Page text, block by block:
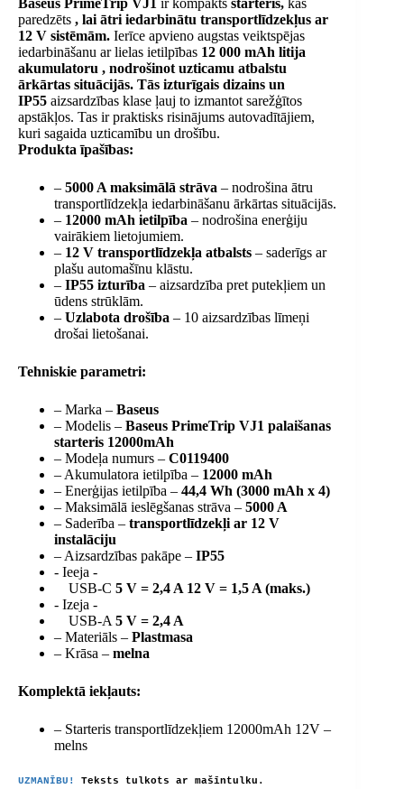
Baseus PrimeTrip VJ1 ir kompakts starteris, kas
paredzēts , lai ātri iedarbinātu transportlīdzekļus ar
12 V sistēmām. Ierīce apvieno augstas veiktspējas
iedarbināšanu ar lielas ietilpības 12 000 mAh litija
akumulatoru , nodrošinot uzticamu atbalstu
ārkārtas situācijās. Tās izturīgais dizains un
IP55 aizsardzības klase ļauj to izmantot sarežģītos
apstākļos. Tas ir praktisks risinājums autovadītājiem,
kuri sagaida uzticamību un drošību.
Produkta īpašības:
– 5000 A maksimālā strāva – nodrošina ātru
transportlīdzekļa iedarbināšanu ārkārtas situācijās.
– 12000 mAh ietilpība – nodrošina enerģiju
vairākiem lietojumiem.
– 12 V transportlīdzekļa atbalsts – saderīgs ar
plašu automašīnu klāstu.
– IP55 izturība – aizsardzība pret putekļiem un
ūdens strūklām.
– Uzlabota drošība – 10 aizsardzības līmeņi
drošai lietošanai.
Tehniskie parametri:
– Marka – Baseus
– Modelis – Baseus PrimeTrip VJ1 palaišanas
starteris 12000mAh
– Modeļa numurs – C0119400
– Akumulatora ietilpība – 12000 mAh
– Enerģijas ietilpība – 44,4 Wh (3000 mAh x 4)
– Maksimālā ieslēgšanas strāva – 5000 A
– Saderība – transportlīdzekļi ar 12 V
instalāciju
– Aizsardzības pakāpe – IP55
- Ieeja -
USB-C 5 V = 2,4 A 12 V = 1,5 A (maks.)
- Izeja -
USB-A 5 V = 2,4 A
– Materiāls – Plastmasa
– Krāsa – melna
Komplektā iekļauts:
– Starteris transportlīdzekļiem 12000mAh 12V –
melns
UZMANĪBU! Teksts tulkots ar mašīntulku.